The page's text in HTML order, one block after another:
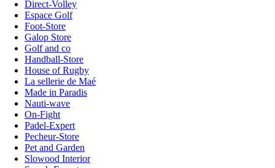
Direct-Volley
Espace Golf
Foot-Store
Galop Store
Golf and co
Handball-Store
House of Rugby
La sellerie de Maé
Made in Paradis
Nauti-wave
On-Fight
Padel-Expert
Pecheur-Store
Pet and Garden
Slowood Interior